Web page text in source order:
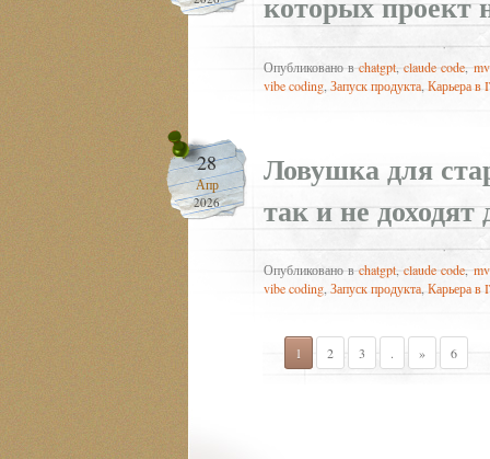
Опубликовано вchatgpt ,claude code,
vibe coding Запуск продукта, Карьера в
28
Апр
2026
Ловушка для
так и не доходят
Опубликовано вchatgpt,claude code,
vibe coding,Запуск продукта,Карьера в
1 2 3 . » 6